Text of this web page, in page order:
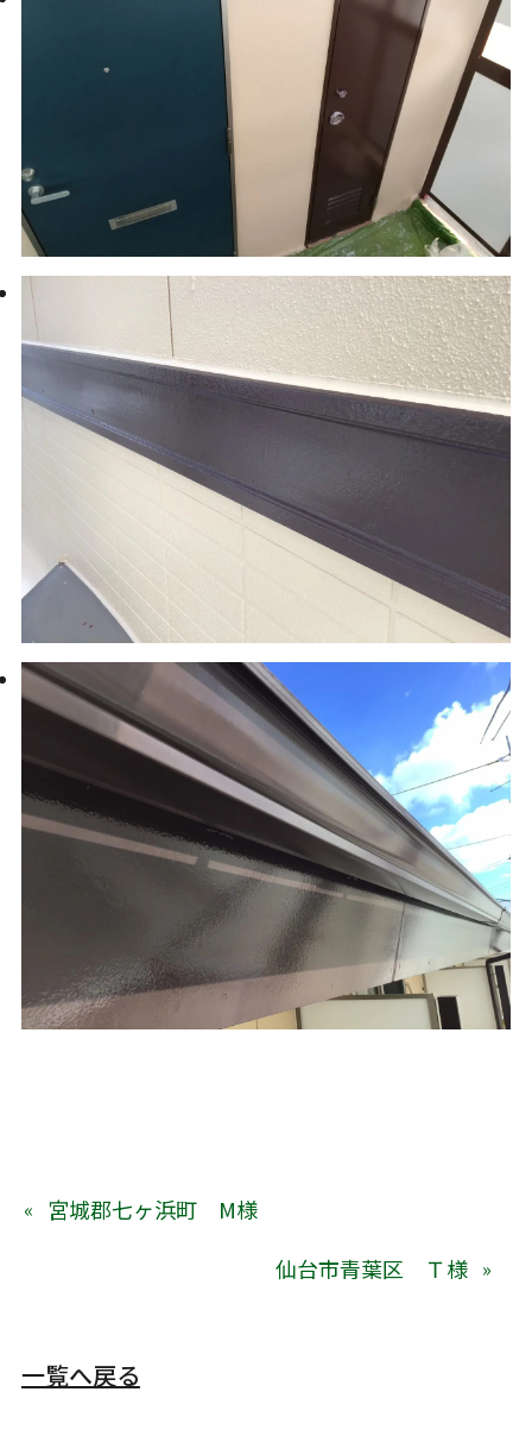
宮城郡七ヶ浜町 M様
仙台市青葉区 Ｔ様
一覧へ戻る